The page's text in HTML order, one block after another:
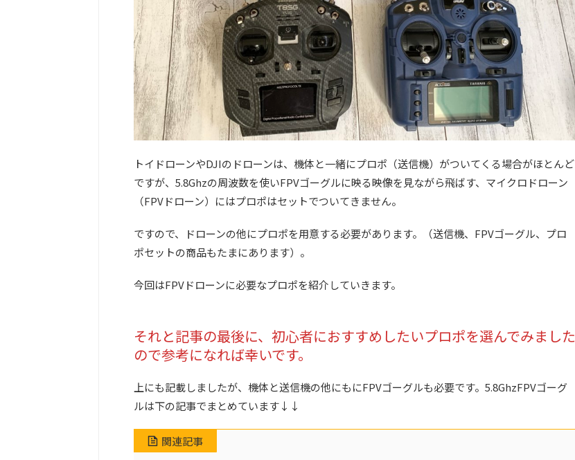
トイドローンやDJIのドローンは、機体と一緒にプロポ（送信機）がついてくる場合がほとんど
ですが、5.8Ghzの周波数を使いFPVゴーグルに映る映像を見ながら飛ばす、マイクロドローン
（FPVドローン）にはプロポはセットでついてきません。
ですので、ドローンの他にプロポを用意する必要があります。（送信機、FPVゴーグル、プロ
ポセットの商品もたまにあります）。
今回はFPVドローンに必要なプロポを紹介していきます。
それと記事の最後に、初心者におすすめしたいプロポを選んでみました
ので参考になれば幸いです。
上にも記載しましたが、機体と送信機の他にもにFPVゴーグルも必要です。5.8GhzFPVゴーグ
ルは下の記事でまとめています↓↓
関連記事